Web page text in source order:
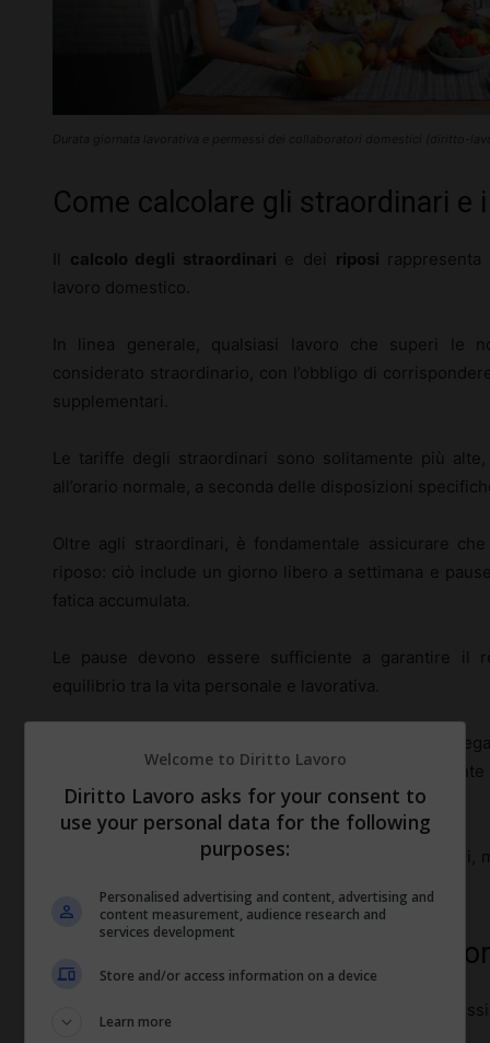
Come calcolare gli straordinari e
calcolo degli straordinari e dei riposi
lavoro domestico.
In linea generale, qualsiasi lavoro che superi le
considerato straordinario, con l’obbligo di
supplementari.
Le tariffe degli straordinari sono solitamente più
all’orario normale, a seconda delle disposizioni
Oltre agli straordinari, è fondamentale assicurare
riposo: ciò include un giorno libero a settimana e
fatica accumulata.
Le pause devono essere sufficiente a garantire il
equilibrio tra la vita personale e lavorativa.
Ignorare queste disposizioni può portare a sanzioni
cui i datori di lavoro devono documentare
garantendo trasparenza e conformità.
Questa prassi non solo protegge i diritti dei
Equilibrio vita-lavoro: un diritto
è un tema centrale nelle
Welcome to Diritto Lavoro
Diritto Lavoro asks for your consent to
use your personal data for the following
purposes:
Personalised advertising and content, advertising and
content measurement, audience research and
services development
Store and/or access information on a device
Learn more